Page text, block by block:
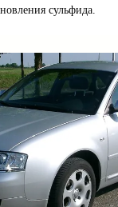
сульфида.